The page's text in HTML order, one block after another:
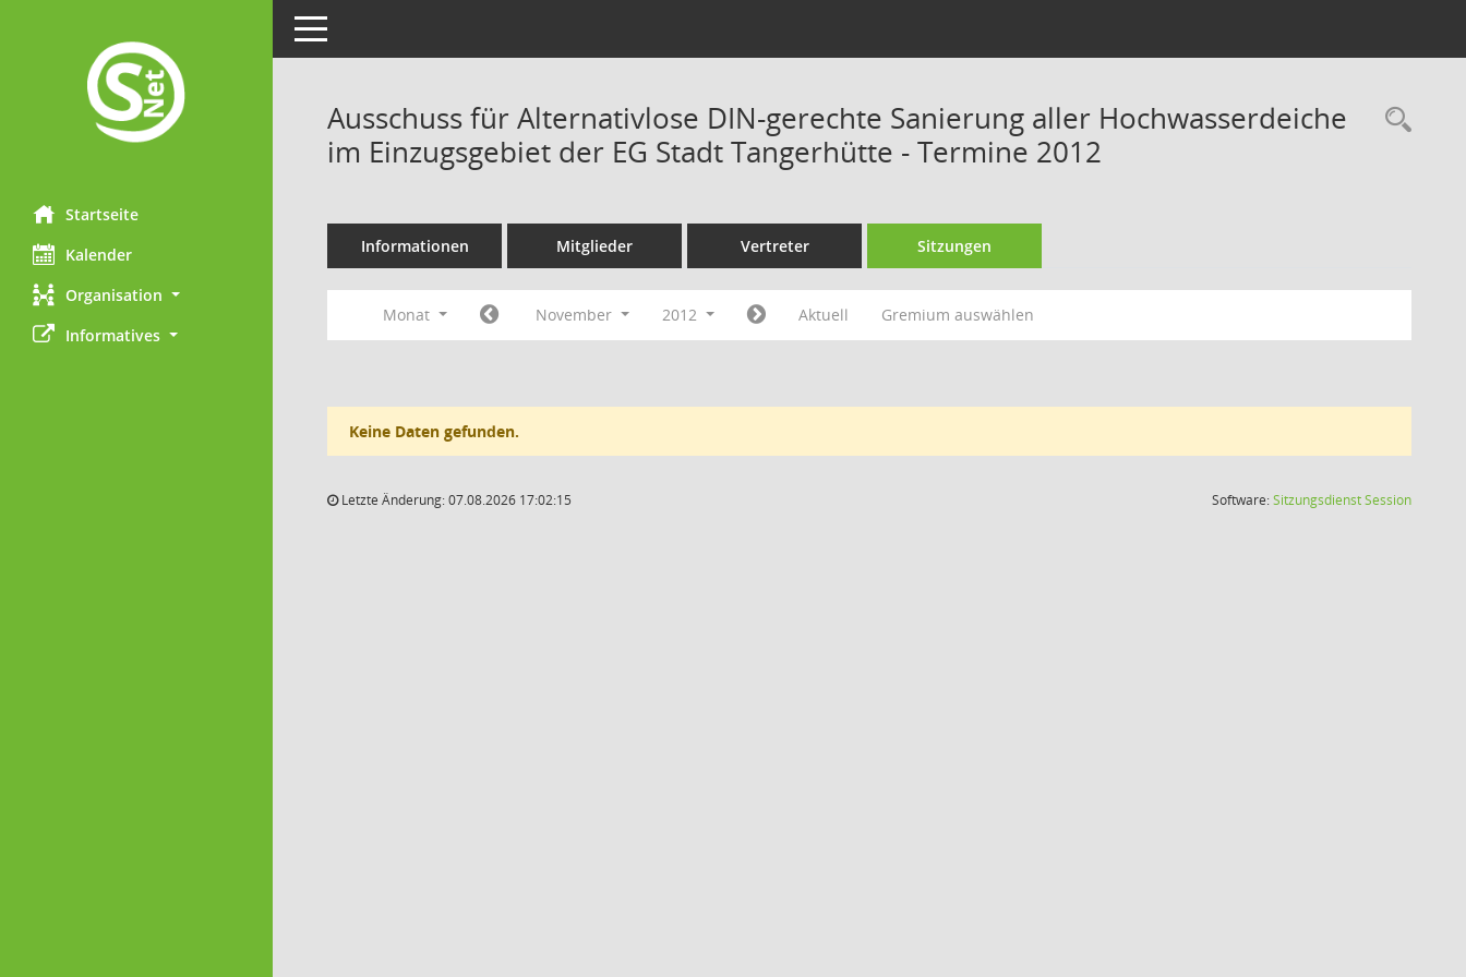
Startseite
Kalender
Organisation
Informatives
Toggle navigation
Ausschuss für Alternativlose DIN-gerechte Sanierung aller Hochwasserdeiche
im Einzugsgebiet der EG Stadt Tangerhütte - Termine 2012
Informationen Mitglieder Vertreter Sitzungen
Monat November 2012 Aktuell Gremium auswählen
Keine Daten gefunden.
Letzte Änderung: 07.08.2026 17:02:15 Software:SitzungsdienstSession(Wird in